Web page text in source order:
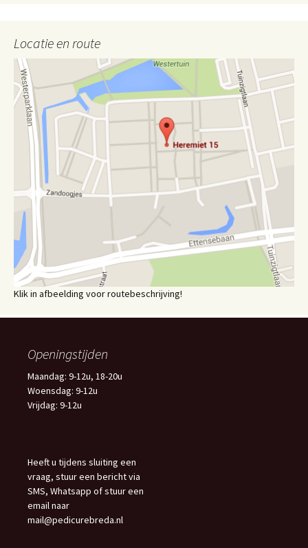
Locatie en route
Klik in afbeelding voor routebeschrijving!
Openingstijden
Maandag: 9-12u, 18-20u
Woensdag: 9-12u
Vrijdag: 9-12u
Heeft u tijdens sluiting een
vraag, stuur een bericht via
SMS, Whatsapp of stuur een
email naar
mail@pedicurebreda.nl